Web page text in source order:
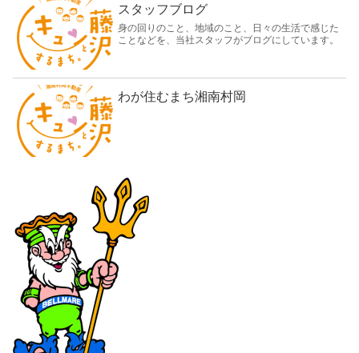
スタッフブログ
身の回りのこと、地域のこと、日々の生活で感じた
ことなどを、当社スタッフがブログにしています。
わが住むまち湘南村岡